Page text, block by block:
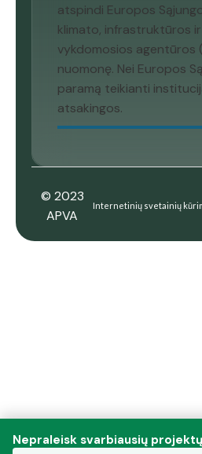
atspindi Europos
klimato, infrastruktūros
vykdomosios agentūros
nuomonę. Nei Europos
paramą teikianti
atsakingos.
© 2023
APVA
Internetinių svetainių
Nepraleisk svarbiausių